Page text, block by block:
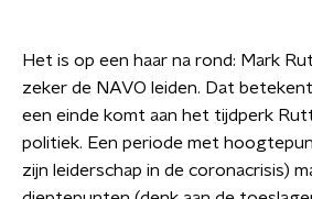
Het is op een haar na rond: Mark
zeker de NAVO leiden. Dat
een einde komt aan het tijdperk
politiek. Een periode met
zijn leiderschap in de coronacrisis)